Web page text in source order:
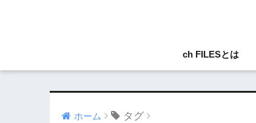
ch FILESとは
ホーム タグ